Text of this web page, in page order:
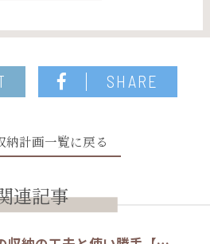
SHARE
納計画一覧に戻る
連記事